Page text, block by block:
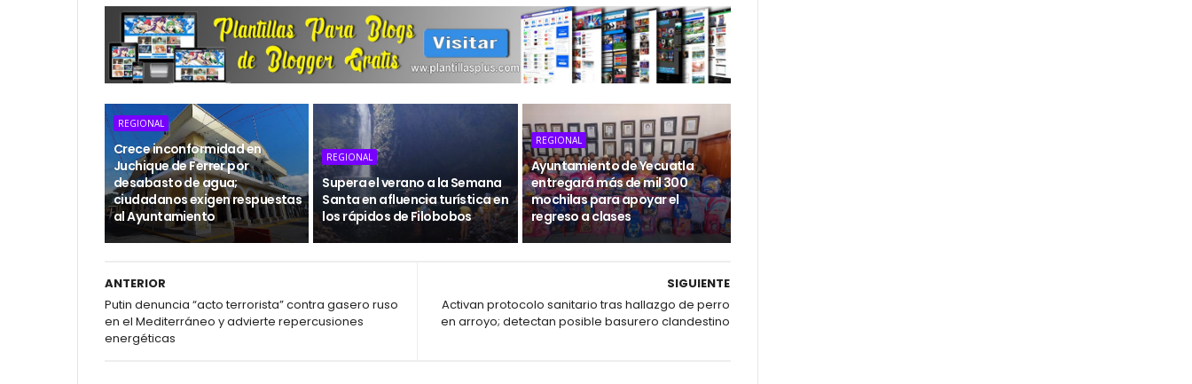
REGIONAL
Crece inconformidad en
Juchique de Ferrer por
desabasto de agua;
ciudadanos exigen respuestas
al Ayuntamiento
REGIONAL
Supera el verano a la Semana
Santa en afluencia turística en
los rápidos de Filobobos
REGIONAL
Ayuntamiento de Yecuatla
entregará más de mil 300
mochilas para apoyar el
regreso a clases
SIGUIENTE
Activan protocolo sanitario tras hallazgo de perro
en arroyo; detectan posible basurero clandestino
ANTERIOR
Putin denuncia “acto terrorista” contra gasero ruso
en el Mediterráneo y advierte repercusiones
energéticas